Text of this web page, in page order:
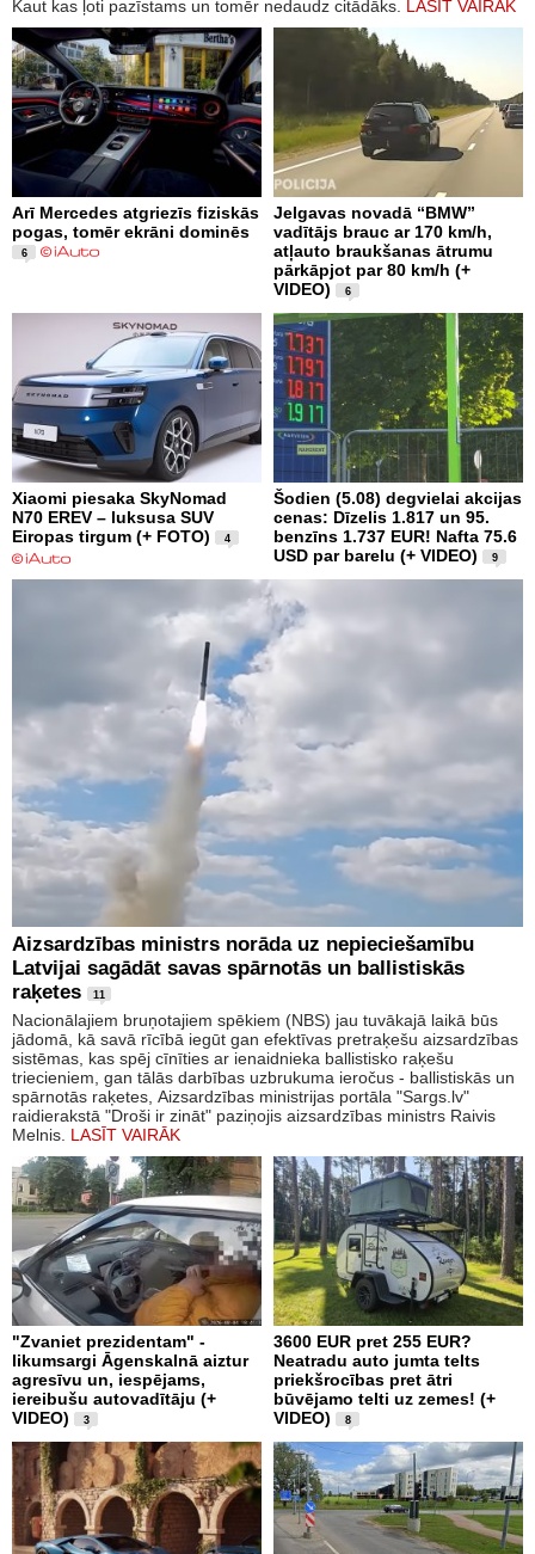
Kaut kas ļoti pazīstams un tomēr nedaudz citādāks. LASĪT VAIRĀK
Arī Mercedes atgriezīs fiziskās
pogas, tomēr ekrāni dominēs
6
Jelgavas novadā “BMW”
vadītājs brauc ar 170 km/h,
atļauto braukšanas ātrumu
pārkāpjot par 80 km/h (+
VIDEO)
6
Xiaomi piesaka SkyNomad
N70 EREV – luksusa SUV
Eiropas tirgum (+ FOTO)
4
Šodien (5.08) degvielai akcijas
cenas: Dīzelis 1.817 un 95.
benzīns 1.737 EUR! Nafta 75.6
USD par barelu (+ VIDEO)
9
Aizsardzības ministrs norāda uz nepieciešamību
Latvijai sagādāt savas spārnotās un ballistiskās
raķetes
11
Nacionālajiem bruņotajiem spēkiem (NBS) jau tuvākajā laikā būs
jādomā, kā savā rīcībā iegūt gan efektīvas pretraķešu aizsardzības
sistēmas, kas spēj cīnīties ar ienaidnieka ballistisko raķešu
triecieniem, gan tālās darbības uzbrukuma ieročus - ballistiskās un
spārnotās raķetes, Aizsardzības ministrijas portāla "Sargs.lv"
raidierakstā "Droši ir zināt" paziņojis aizsardzības ministrs Raivis
Melnis. LASĪT VAIRĀK
"Zvaniet prezidentam" -
likumsargi Āgenskalnā aiztur
agresīvu un, iespējams,
iereibušu autovadītāju (+
VIDEO)
3
3600 EUR pret 255 EUR?
Neatradu auto jumta telts
priekšrocības pret ātri
būvējamo telti uz zemes! (+
VIDEO)
8